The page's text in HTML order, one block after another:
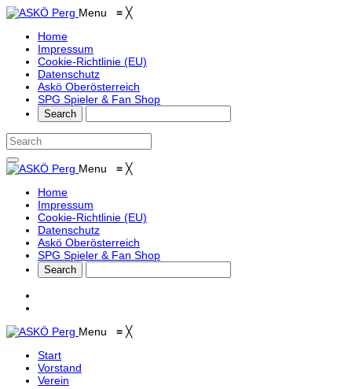
Menu ≡ ╳
Home
Impressum
Cookie-Richtlinie (EU)
Datenschutz
Askö Oberösterreich
SPG Spieler & Fan Shop
Menu ≡ ╳
Home
Impressum
Cookie-Richtlinie (EU)
Datenschutz
Askö Oberösterreich
SPG Spieler & Fan Shop
Menu ≡ ╳
Start
Vorstand
Verein